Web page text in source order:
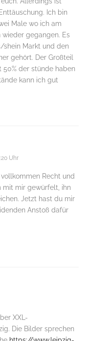
Ich bin
Male wo ich am
gegangen. Es
shein Markt und den
gehört. Der Großteil
der stünde haben
kann ich gut
Uhr
Recht und
mit mir gewürfelt, ihn
Jetzt hast du mir
Anstoß dafür
XXL-
Die Bilder sprechen